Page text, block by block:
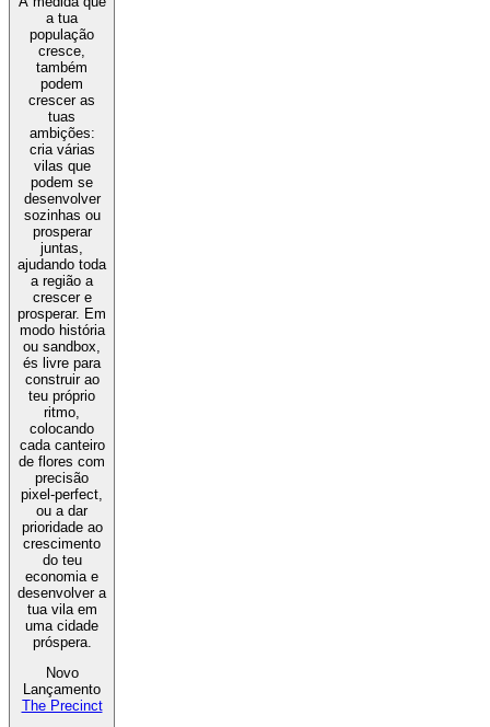
a tua
população
cresce,
também
podem
crescer as
tuas
ambições:
cria várias
vilas que
podem se
desenvolver
sozinhas ou
prosperar
juntas,
ajudando toda
a região a
crescer e
prosperar. Em
modo história
ou sandbox,
és livre para
construir ao
teu próprio
ritmo,
colocando
cada canteiro
de flores com
precisão
pixel-perfect,
ou a dar
prioridade ao
crescimento
do teu
economia e
desenvolver a
tua vila em
uma cidade
próspera.
Novo
Lançamento
The Precinct